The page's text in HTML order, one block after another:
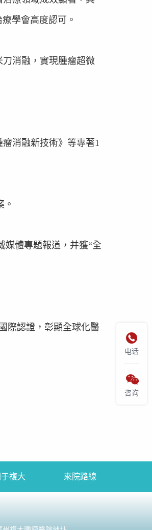
學會高度認可。
刀消融，實現腫瘤超微
消融新技術》等專著1
媒體專題報道，并獲“全
際認證，彰顯全球化醫
于複大 來院路線

电话

咨询